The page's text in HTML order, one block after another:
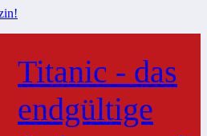
Titanic - das
endgültige